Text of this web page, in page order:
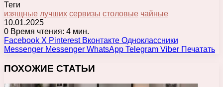
Теги
изящные лучших сервизы столовые чайные
10.01.2025
0 Время чтения: 4 мин.
Facebook X Pinterest Вконтакте Одноклассники
Messenger Messenger WhatsApp Telegram Viber Печатать
ПОХОЖИЕ СТАТЬИ